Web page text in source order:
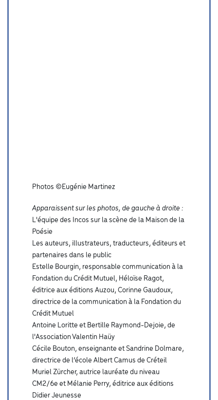
Photos ©Eugénie Martinez
Apparaissent sur les photos, de gauche à droite :
L'équipe des Incos sur la scène de la Maison de la
Poésie
Les auteurs, illustrateurs, traducteurs, éditeurs et
partenaires dans le public
Estelle Bourgin, responsable communication à la
Fondation du Crédit Mutuel, Héloïse Ragot,
éditrice aux éditions Auzou, Corinne Gaudoux,
directrice de la communication à la Fondation du
Crédit Mutuel
Antoine Loritte et Bertille Raymond-Dejoie, de
l'Association Valentin Haüy
Cécile Bouton, enseignante et Sandrine Dolmare,
directrice de l’école Albert Camus de Créteil
Muriel Zürcher, autrice lauréate du niveau
CM2/6e et Mélanie Perry, éditrice aux éditions
Didier Jeunesse